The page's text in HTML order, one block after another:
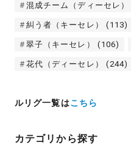
混成チーム（ディーセレ）
糾う者（キーセレ） (113)
翠子（キーセレ） (106)
花代（ディーセレ） (244)
ルリグ一覧はこちら
カテゴリから探す